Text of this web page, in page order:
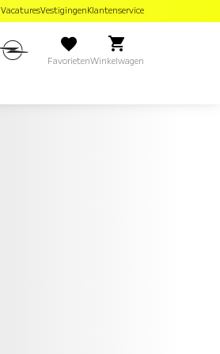
VacaturesVestigingenKlantenservice
FavorietenWinkelwagen